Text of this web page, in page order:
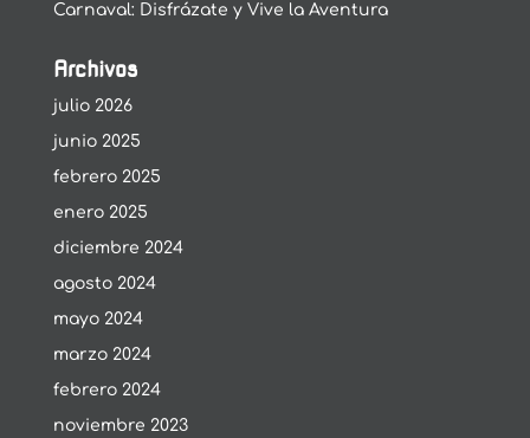
Carnaval: Disfrázate y Vive la Aventura
Archivos
julio 2026
junio 2025
febrero 2025
enero 2025
diciembre 2024
agosto 2024
mayo 2024
marzo 2024
febrero 2024
noviembre 2023